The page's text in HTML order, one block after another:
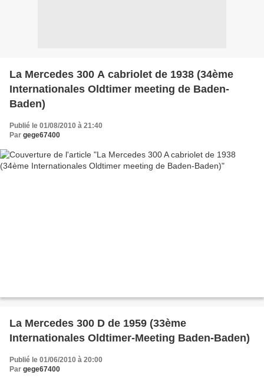
La Mercedes 300 A cabriolet de 1938 (34ème
Internationales Oldtimer meeting de Baden-
Baden)
Publié le 01/08/2010 à 21:40
Par gege67400
La Mercedes 300 D de 1959 (33ème
Internationales Oldtimer-Meeting Baden-Baden)
Publié le 01/06/2010 à 20:00
Par gege67400